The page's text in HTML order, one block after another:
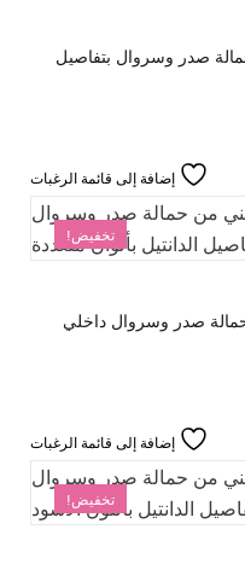
صدر وسروال بتفاصيل
إضافة إلى قائمة الرغبات
تخفيض!
صدر وسروال داخلي
إضافة إلى قائمة الرغبات
تخفيض!